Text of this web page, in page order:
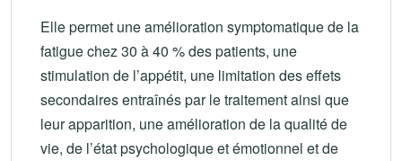
Elle permet une amélioration symptomatique de la
fatigue chez 30 à 40 % des patients, une
stimulation de l’appétit, une limitation des effets
secondaires entraînés par le traitement ainsi que
leur apparition, une amélioration de la qualité de
vie, de l’état psychologique et émotionnel et de